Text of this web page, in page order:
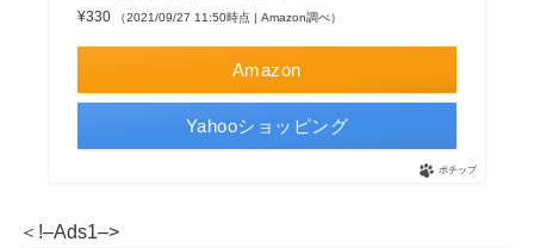
¥330
（2021/09/27 11:50時点 | Amazon調べ）
Amazon
Yahooショッピング
ポチップ
＜!–Ads1–>